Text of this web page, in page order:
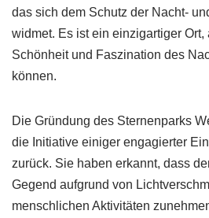
das sich dem Schutz der Nacht-
widmet. Es ist ein einzigartiger
Schönheit und Faszination des
können.
Die Gründung des Sternenparks
die Initiative einiger engagierter
zurück. Sie haben erkannt, dass
Gegend aufgrund von
menschlichen Aktivitäten